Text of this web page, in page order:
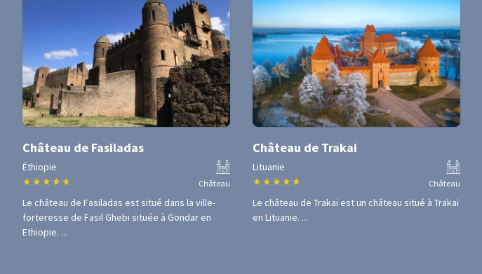
Château de Fasiladas
Éthiopie
★ ★ ★ ★ ★ Château
Le château de Fasiladas est situé dans la ville-
forteresse de Fasil Ghebi située à Gondar en
Ethiopie. ...
Château de Trakai
Lituanie
★ ★ ★ ★ ★ Château
Le château de Trakai est un château situé à Trakai
en Lituanie. ...